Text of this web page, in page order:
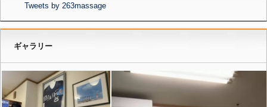
Tweets by 263massage
ギャラリー